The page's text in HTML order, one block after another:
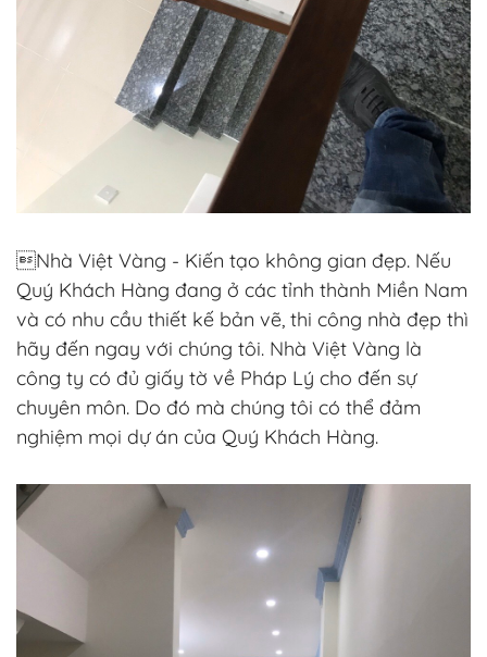
Nhà Việt Vàng - Kiến tạo không gian đẹp. Nếu
Quý Khách Hàng đang ở các tỉnh thành Miền Nam
và có nhu cầu thiết kế bản vẽ, thi công nhà đẹp thì
hãy đến ngay với chúng tôi. Nhà Việt Vàng là
công ty có đủ giấy tờ về Pháp Lý cho đến sự
chuyên môn. Do đó mà chúng tôi có thể đảm
nghiệm mọi dự án của Quý Khách Hàng.